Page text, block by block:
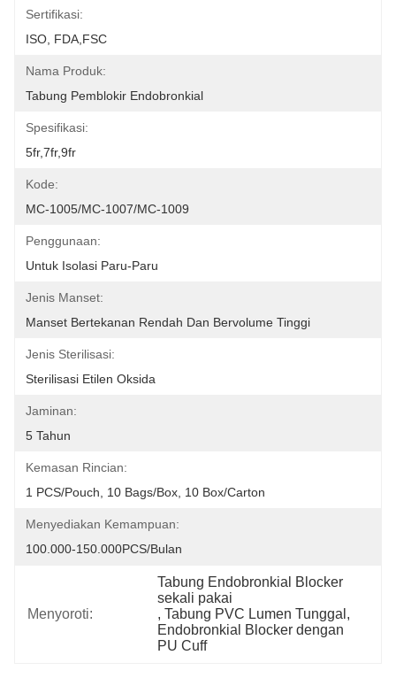
Sertifikasi:
ISO, FDA,FSC
Nama Produk:
Tabung Pemblokir Endobronkial
Spesifikasi:
5fr,7fr,9fr
Kode:
MC-1005/MC-1007/MC-1009
Penggunaan:
Untuk Isolasi Paru-Paru
Jenis Manset:
Manset Bertekanan Rendah Dan Bervolume Tinggi
Jenis Sterilisasi:
Sterilisasi Etilen Oksida
Jaminan:
5 Tahun
Kemasan Rincian:
1 PCS/Pouch, 10 Bags/Box, 10 Box/Carton
Menyediakan Kemampuan:
100.000-150.000PCS/Bulan
Menyoroti:
Tabung Endobronkial Blocker
sekali pakai
, Tabung PVC Lumen Tunggal ,
Endobronkial Blocker dengan
PU Cuff